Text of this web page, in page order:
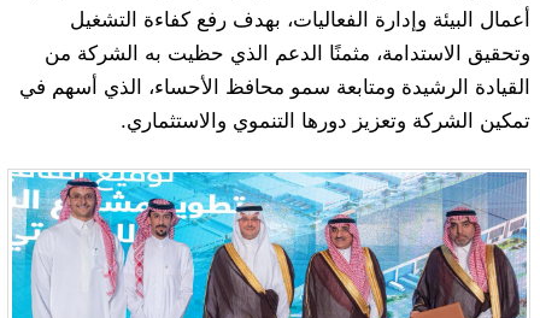
أعمال البيئة وإدارة الفعاليات، بهدف رفع كفاءة التشغيل
وتحقيق الاستدامة، مثمنًا الدعم الذي حظيت به الشركة من
القيادة الرشيدة ومتابعة سمو محافظ الأحساء، الذي أسهم في
تمكين الشركة وتعزيز دورها التنموي والاستثماري.